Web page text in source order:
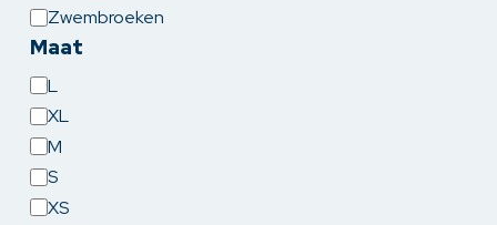
Zwembroeken
Maat
Maat
L
XL
M
S
XS